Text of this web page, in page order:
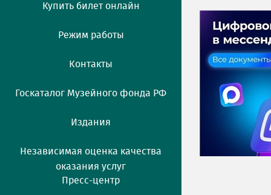
Купить билет онлайн
Режим работы
Контакты
Госкаталог Музейного фонда РФ
Издания
Независимая оценка качества
оказания услуг
Пресс-центр